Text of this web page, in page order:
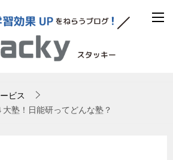
ビス
大塾！日能研ってどんな塾？